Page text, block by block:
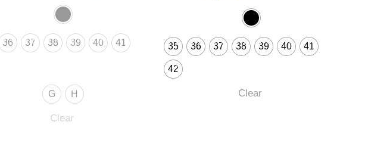
36 37 38 39 40 41
G H
Clear
35 36 37 38 39 40 41
42
Clear